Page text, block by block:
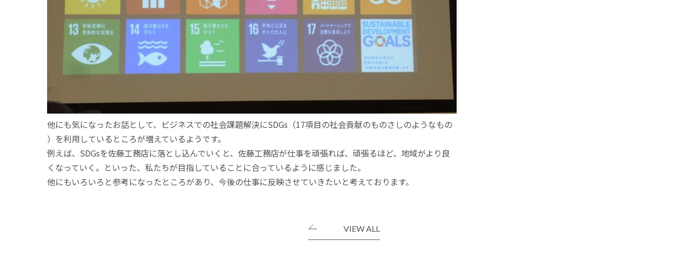
他にも気になったお話として、ビジネスでの社会課題解決にSDGs （17項目の社会貢献のものさしのようなもの
）を利用しているところが増えているようです。
例えば、SDGsを佐藤工務店に落とし込んでいくと、佐藤工務店が仕事を頑張れば、頑張るほど、地域がより良
くなっていく。といった、私たちが目指していることに合っているように感じました。
他にもいろいろと参考になったところがあり、今後の仕事に反映させていきたいと考えております。
VIEW ALL